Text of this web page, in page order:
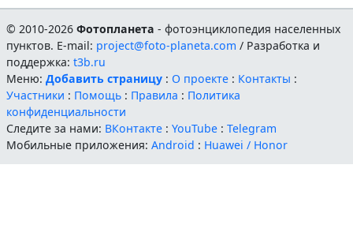
© 2010-2026Фотопланета - фотоэнциклопедия населенных
пунктов. E-mail: project@foto-planeta.com / Разработка и
поддержка:t3b.ru
Меню:Добавить страницу : О проекте : Контакты :
Участники : Помощь : Правила : Политика
конфиденциальности
Следите за нами: ВКонтакте :YouTube :Telegram
Мобильные приложения:Android : Huawei / Honor